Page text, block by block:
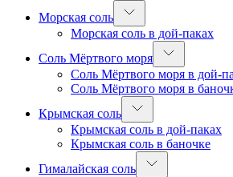
Морская соль
Морская соль в дой-паках
Соль Мёртвого моря
Соль Мёртвого моря в дой-
Соль Мёртвого моря в
Крымская соль
Крымская соль в дой-паках
Крымская соль в баночке
Гималайская соль